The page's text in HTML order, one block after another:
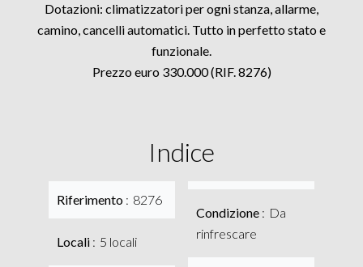
Dotazioni: climatizzatori per ogni stanza, allarme,
camino, cancelli automatici. Tutto in perfetto stato e
funzionale.
Prezzo euro 330.000 (RIF. 8276)
Indice
Riferimento 8276
Locali 5 locali
Condizione
Da
rinfrescare